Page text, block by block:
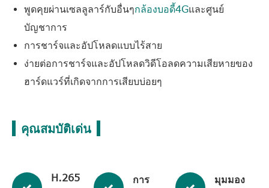
พูดคุยผ่านเซลลูลาร์กับอื่นๆกล้องบอดี้4Gและศูนย์
บัญชาการ
การชาร์จและอัปโหลดแบบไร้สาย
ง่ายต่อการชาร์จและอัปโหลดวิดีโอลดความเสียหายของ
ฮาร์ดแวร์ที่เกิดจากการเสียบบ่อยๆ
คุณสมบัติเด่น
H.265
การ
มุมมอง